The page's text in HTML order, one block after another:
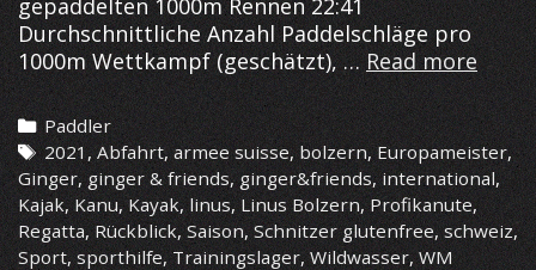
gepaddelten 1000m Rennen 22:41
Durchschnittliche Anzahl Paddelschläge pro
1000m Wettkampf (geschätzt), …Read moreDie
2021
in
Categories
Paddler
Tags
2021 ,Abfahrt,armee suisse,bolzern,Europameister,
Ginger,ginger & friends,ginger&friends,international,
Kajak,Kanu,Kayak,linus,Linus Bolzern,Profikanute,
Regatta,Rückblick,Saison,Schnitzer glutenfree, schweiz,
Sport,sporthilfe,Trainingslager,Wildwasser,WM